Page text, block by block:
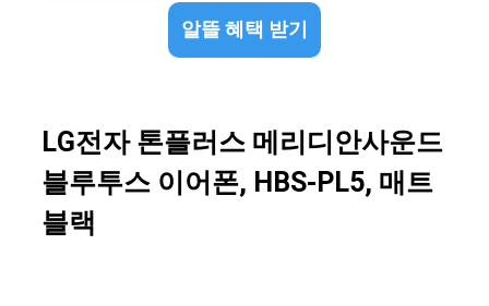
알뜰 혜택 받기
LG전자 톤플러스 메리디안사운드
블루투스 이어폰, HBS-PL5, 매트
블랙